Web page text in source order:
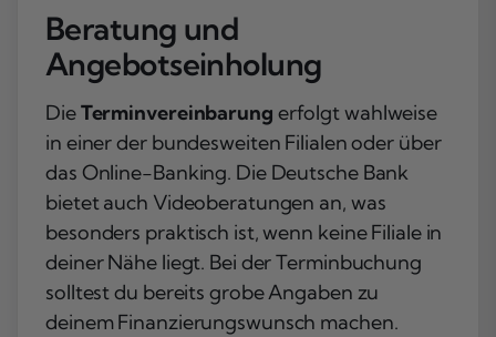
Beratung und
Angebotseinholung
DieTerminvereinbarung erfolgt wahlweise
in einer der bundesweiten Filialen oder über
das Online-Banking. Die Deutsche Bank
bietet auch Videoberatungen an, was
besonders praktisch ist, wenn keine Filiale in
deiner Nähe liegt. Bei der Terminbuchung
solltest du bereits grobe Angaben zu
deinem Finanzierungswunsch machen.